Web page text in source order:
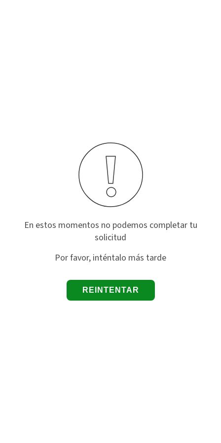
En estos momentos no podemos completar tu
solicitud
Por favor, inténtalo más tarde
REINTENTAR